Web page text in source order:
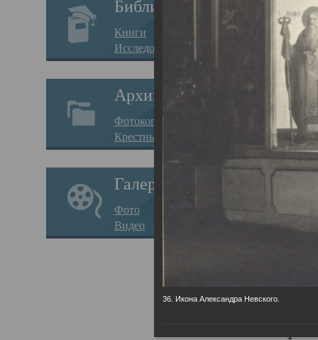
Библиотека
Книги
Исследования
Архив
Фотокопии дел
Крестные ходы
Галерея
Фото
Видео
36. Икона Александра Невского.